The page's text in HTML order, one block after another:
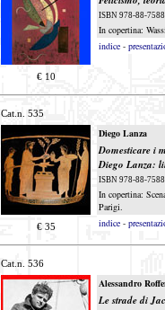
ISBN 978-88-
In copertina:
indice -
€ 10
Cat.n. 535
Diego Lanza
Domesticare i
Diego Lanza:
ISBN 978-88-
In copertina:
Parigi.
indice -
€ 35
Cat.n. 536
Alessandro
Le strade di